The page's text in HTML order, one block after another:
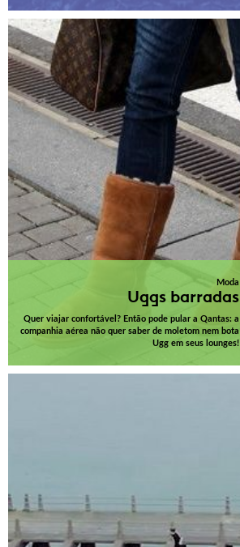
Moda
Uggs barradas
Quer viajar confortável? Então pode pular a Qantas: a
companhia aérea não quer saber de moletom nem bota
Ugg em seus lounges!